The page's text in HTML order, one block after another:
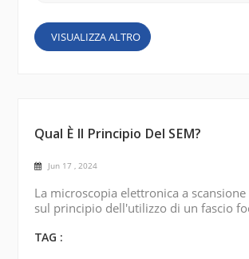
VISUALIZZA ALTRO
Qual È Il Principio Del SEM?
Jun 17 , 2024
La microscopia elettronica a scansione
sul principio dell'utilizzo di un fascio
un campione e produrre un'immagine
TAG :